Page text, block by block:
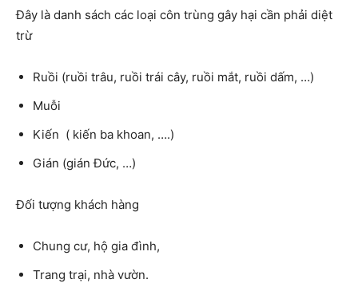
Đây là danh sách các loại côn trùng gây hại cần phải diệt
trừ
Ruồi (ruồi trâu, ruồi trái cây, ruồi mắt, ruồi dấm, …)
Muỗi
Kiến ( kiến ba khoan, ….)
Gián (gián Đức, …)
Đối tượng khách hàng
Chung cư, hộ gia đình,
Trang trại, nhà vườn.